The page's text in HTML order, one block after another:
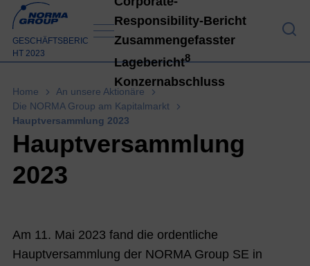
GESCHÄFTSBERIC
HT 2023
An
Responsibility-Bericht
Zusammengefasster
Lagebericht8
Konzernabschluss
Home
An unsere Aktionäre
Die NORMA Group am Kapitalmarkt
Hauptversammlung 2023
Hauptversammlung
2023
Am 11. Mai 2023 fand die ordentliche
Hauptversammlung der NORMA Group SE in